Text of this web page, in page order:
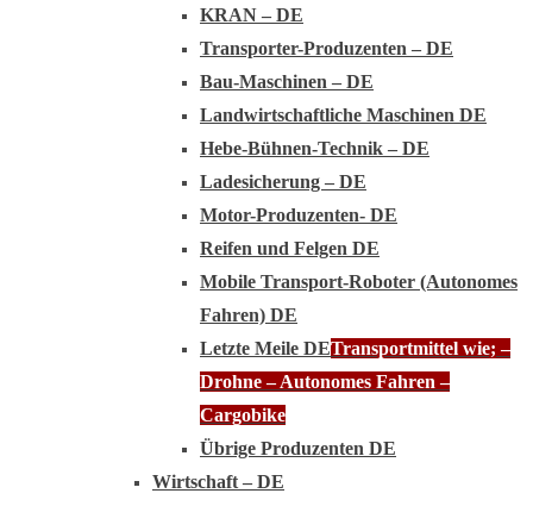
KRAN – DE
Transporter-Produzenten – DE
Bau-Maschinen – DE
Landwirtschaftliche Maschinen DE
Hebe-Bühnen-Technik – DE
Ladesicherung – DE
Motor-Produzenten- DE
Reifen und Felgen DE
Mobile Transport-Roboter (Autonomes
Fahren) DE
Letzte Meile DETransportmittel wie; –
Drohne – Autonomes Fahren –
Cargobike
Übrige Produzenten DE
Wirtschaft – DE